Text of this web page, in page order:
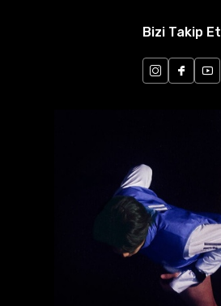
Bizi Takip Et